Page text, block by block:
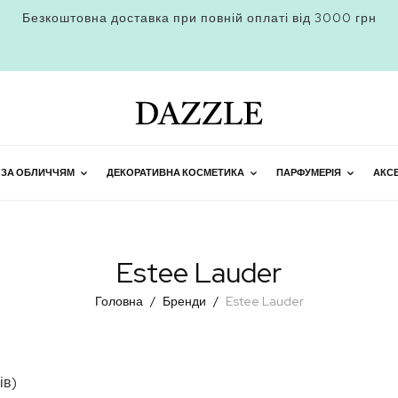
Безкоштовна доставка при повній оплаті від 3000 грн
ОБЛИЧЧЯМ ДЕКОРАТИВНА КОСМЕТИКА ПАРФУМЕРІЯ
Estee Lauder
Головна Бренди Estee Lauder